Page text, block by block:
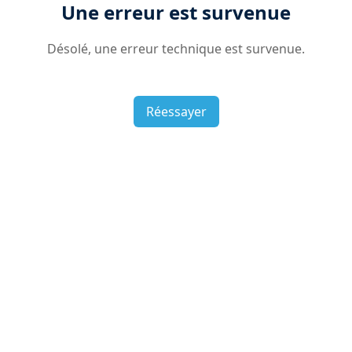
Une erreur est survenue
Désolé, une erreur technique est survenue.
Réessayer